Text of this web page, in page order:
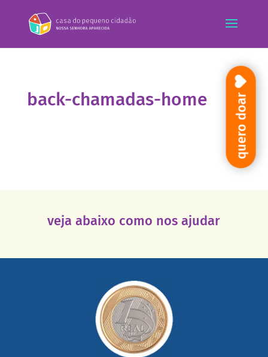
back-chamadas-home
veja abaixo como nos ajudar
mail mostrando tudo o que fizemos com a sua ajuda
somada a de outras pessoas.
saiba mais
quero doar